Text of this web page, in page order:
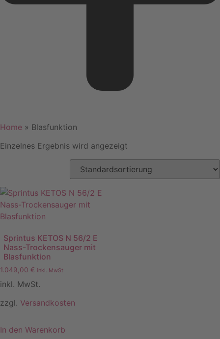
Home » Blasfunktion
Einzelnes Ergebnis wird angezeigt
Sprintus KETOS N 56/2 E
Nass-Trockensauger mit
Blasfunktion
1.049,00 € inkl. MwSt
inkl. MwSt.
zzgl. Versandkosten
In den Warenkorb